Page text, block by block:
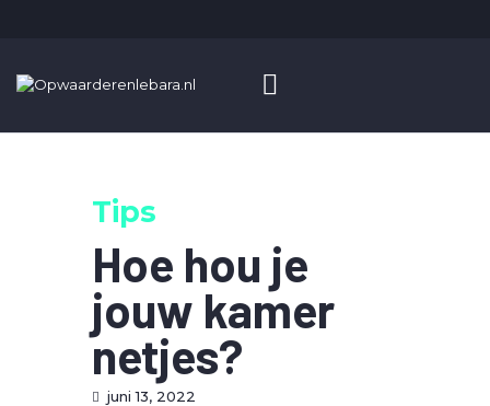
BLOG
ADVERTEREN
Tips
Hoe hou je
jouw kamer
netjes?
juni 13, 2022